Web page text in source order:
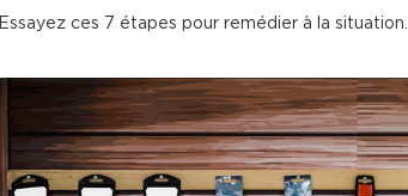
Essayez ces 7 étapes pour remédier à la situation.